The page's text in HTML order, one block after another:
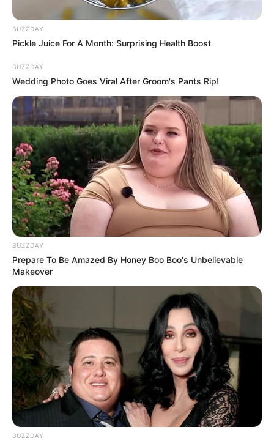
BUZZDAY
Pickle Juice For A Month: Surprising Health Boost
BUZZDAY
Wedding Photo Goes Viral After Groom's Pants Rip!
BUZZDAY
Prepare To Be Amazed By Honey Boo Boo's Unbelievable
Makeover
BUZZDAY